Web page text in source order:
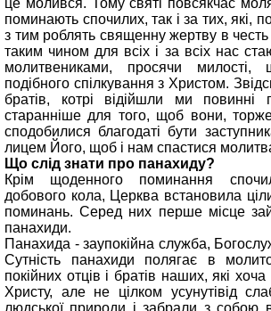
це молився. Тому святі повсякчас
поминають спочилих, так і за тих, які,
з тим роблять священну жертву в честь
таким чином для всіх і за всіх нас
молитвениками, просячи милості,
подібного спілкування з Христом.
братів, котрі відійшли ми повинні
старанніше для того, щоб вони,
сподобилися благодаті бути
лицем Його, щоб і нам спастися
Що слід знати про панахиду?
Крім щоденного поминання
добового кола, Церква встановила
поминань. Серед них перше місце
панахиди.
Панахида - заупокійна служба,
Сутність панахиди полягає в
покійних отців і братів наших, які
Христу, але не цілком усунутівід
людської природи і забрали з собою в